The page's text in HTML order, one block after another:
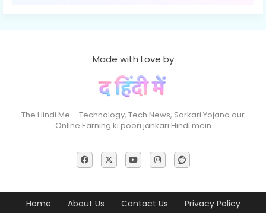
Made with Love by
The Hindi Me – Technology, Tech News, Sarkari Yojana aur
Online Earning ki poori jankari Hindi mein
Home About Us Contact Us
Privacy Policy